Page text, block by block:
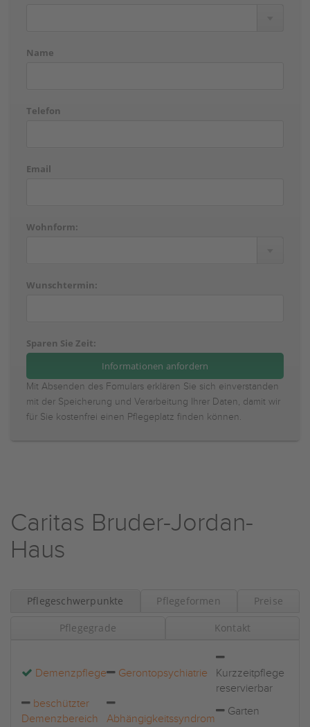
Name
Telefon
Email
Wohnform:
Wunschtermin:
Sparen Sie Zeit:
Mit Absenden des Fomulars erklären Sie sich einverstanden
mit der Speicherung und Verarbeitung Ihrer Daten, damit wir
für Sie kostenfrei einen Pflegeplatz finden können.
Caritas Bruder-Jordan-
Haus
Pflegeschwerpunkte Pflegeformen Preise
Pflegegrade Kontakt
Demenzpflege Gerontopsychiatrie
Kurzzeitpflege
reservierbar
beschützter
Demenzbereich
Abhängigkeitssyndrom
Garten